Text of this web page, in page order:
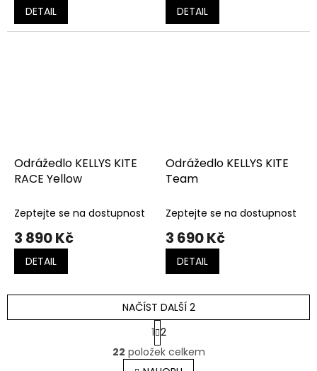
DETAIL DETAIL
Odrážedlo KELLYS KITE
RACE Yellow
Zeptejte se na dostupnost
3 890 Kč
DETAIL
Odrážedlo KELLYS KITE
Team
Zeptejte se na dostupnost
3 690 Kč
DETAIL
O
v
NAČÍST DALŠÍ 2
S
t
r
á
1 2
22 položek celkem